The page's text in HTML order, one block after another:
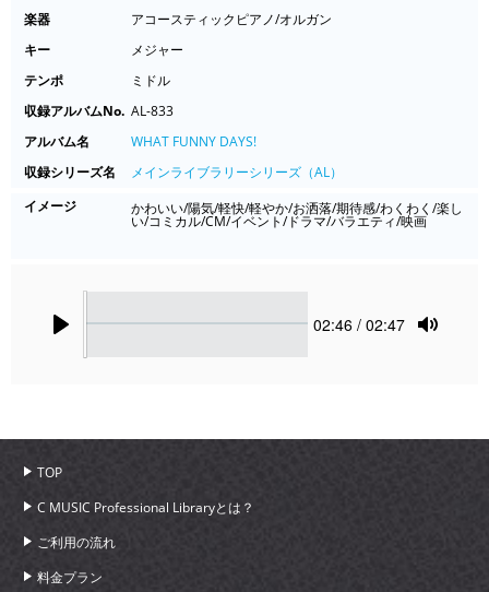
楽器
アコースティックピアノ/オルガン
キー
メジャー
テンポ
ミドル
収録アルバムNo. AL-833
アルバム名
WHAT FUNNY DAYS!
収録シリーズ名
メインライブラリーシリーズ（AL）
イメージ
かわいい/陽気/軽快/軽やか/お洒落/期待感/わくわく/楽し
い/コミカル/CM/イベント/ドラマ/バラエティ/映画
Current
02:46 / 02:47
TOP
C MUSIC Professional Libraryとは？
ご利用の流れ
料金プラン